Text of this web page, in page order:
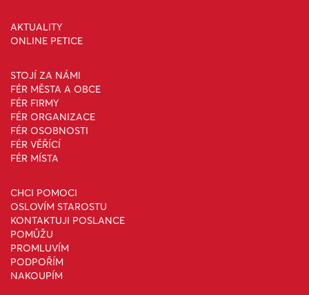
AKTUALITY
ONLINE PETICE
STOJÍ ZA NÁMI
FÉR MĚSTA A OBCE
FÉR FIRMY
FÉR ORGANIZACE
FÉR OSOBNOSTI
FÉR VĚŘÍCÍ
FÉR MÍSTA
CHCI POMOCI
OSLOVÍM STAROSTU
KONTAKTUJI POSLANCE
POMŮŽU
PROMLUVÍM
PODPOŘÍM
NAKOUPÍM